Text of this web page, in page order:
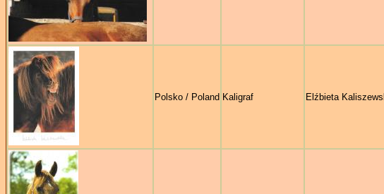
Polsko / Poland Kaligraf Elźbieta